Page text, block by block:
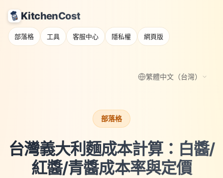
KitchenCost
部落格 工具 客服中心 隱私權 網頁版
繁體中文（台灣）
部落格
台灣義大利麵成本計算：白醬/
紅醬/青醬成本率與定價